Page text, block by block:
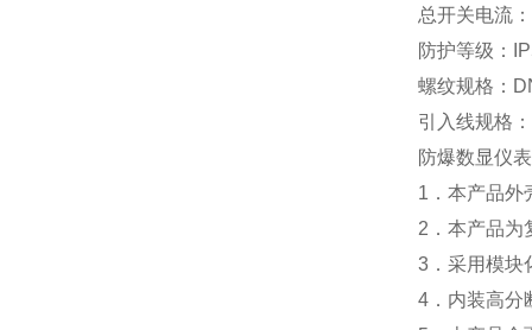
总开关电流
防护等级：
螺纹规格：
引入线规格
防爆数显仪
1．本产品外
2．本产品为
3．采用模块
4．内装高分